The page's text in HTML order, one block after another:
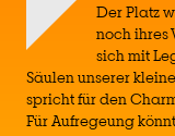
Der Platz
noch ihres
sich mit
Säulen unserer
spricht für den
Für Aufregeung